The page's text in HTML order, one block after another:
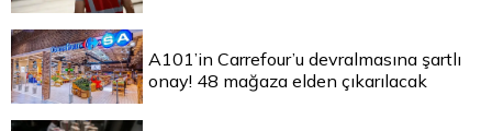
A101’in Carrefour’u devralmasına şartlı
onay! 48 mağaza elden çıkarılacak